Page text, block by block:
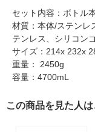
セット内容：ボトル
材質：本体/ステンレ
テンレス、シリコン
サイズ：214x 232x
重量： 2450g
容量：4700mL
この商品を見た人